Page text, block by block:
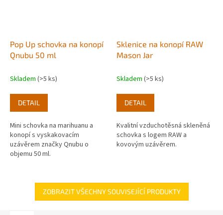
Pop Up schovka na konopí
Qnubu 50 ml
Skladem (>5 ks)
DETAIL
Mini schovka na marihuanu a
konopí s vyskakovacím
uzávěrem značky Qnubu o
objemu 50 ml.
Sklenice na konopí RAW
Mason Jar
Skladem (>5 ks)
DETAIL
Kvalitní vzduchotěsná skleněná
schovka s logem RAW a
kovovým uzávěrem.
ZOBRAZIT VŠECHNY SOUVISEJÍCÍ PRODUKTY